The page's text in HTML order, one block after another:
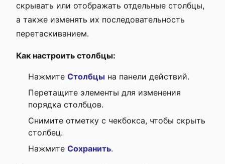
скрывать или отображать отдельные столбцы,
а также изменять их последовательность
перетаскиванием.
Как настроить столбцы:
Нажмите Столбцы на панели действий.
Перетащите элементы для изменения
порядка столбцов.
Снимите отметку с чекбокса, чтобы скрыть
столбец.
Нажмите Сохранить.